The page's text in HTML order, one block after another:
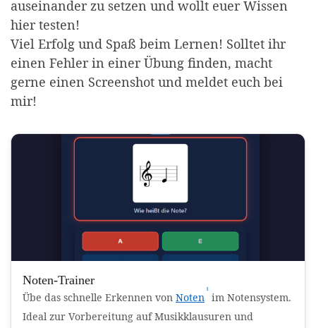
auseinander zu setzen und wollt euer Wissen
hier testen!
Viel Erfolg und Spaß beim Lernen! Solltet ihr
einen Fehler in einer Übung finden, macht
gerne einen Screenshot und meldet euch bei
mir!
Noten-Trainer
Übe das schnelle Erkennen von Noten (Affiliate-Link)
¹ im Notensystem.
Ideal zur Vorbereitung auf Musikklausuren und